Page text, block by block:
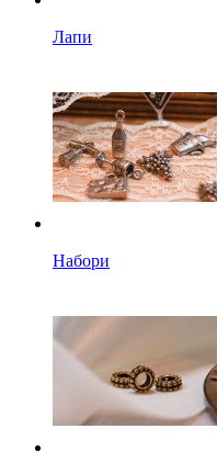
Лапи
Набори